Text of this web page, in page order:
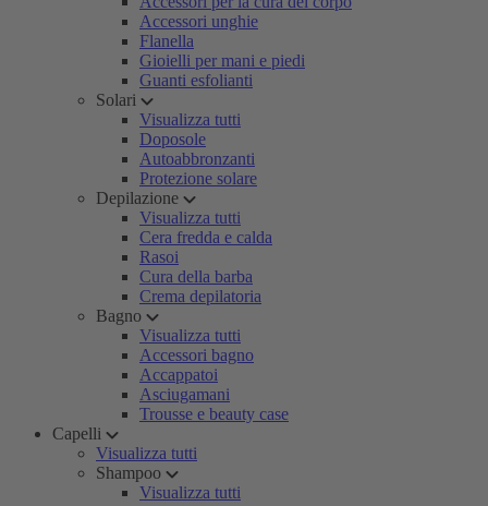
Accessori unghie
Flanella
Gioielli per mani e piedi
Guanti esfolianti
Solari
Visualizza tutti
Doposole
Autoabbronzanti
Protezione solare
Depilazione
Visualizza tutti
Cera fredda e calda
Rasoi
Cura della barba
Crema depilatoria
Bagno
Visualizza tutti
Accessori bagno
Accappatoi
Asciugamani
Trousse e beauty case
Capelli
Visualizza tutti
Shampoo
Visualizza tutti